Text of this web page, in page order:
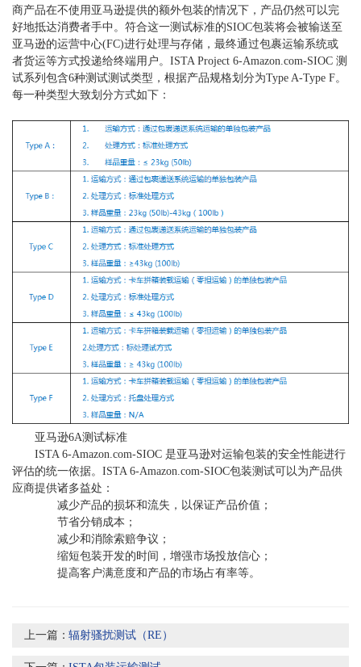
商产品在不使用亚马逊提供的额外包装的情况下，产品仍然可以完
好地抵达消费者手中。符合这一测试标准的SIOC包装将会被输送至
亚马逊的运营中心(FC)进行处理与存储，最终通过包裹运输系统或
者货运等方式投递给终端用户。 ISTA Project 6-Amazon.com-SIOC 测
试系列包含6种测试测试类型，根据产品规格划分为Type A-Type F。
每一种类型大致划分方式如下：
亚马逊6A测试标准
ISTA 6-Amazon.com-SIOC 是亚马逊对运输包装的安全性能进行
评估的统一依据。 ISTA 6-Amazon.com-SIOC包装测试可以为产品供
应商提供诸多益处：
减少产品的损坏和流失，以保证产品价值；
节省分销成本；
减少和消除索赔争议；
缩短包装开发的时间，增强市场投放信心；
提高客户满意度和产品的市场占有率等。
上一篇：辐射骚扰测试（RE）